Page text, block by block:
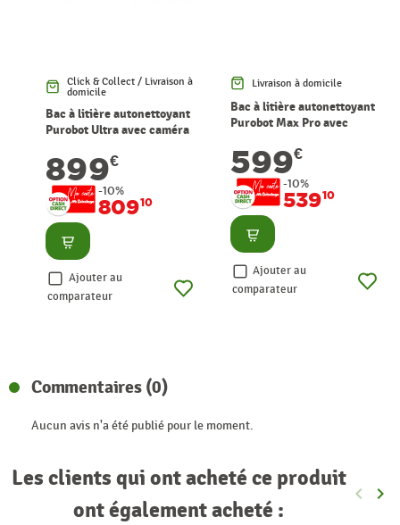
Click & Collect / Livraison à
domicile
Bac à litière autonettoyant
Purobot Ultra avec caméra
899€
-10%
80910
Consulter
Ajouter au
comparateur
Livraison à domicile
Bac à litière autonettoyant
Purobot Max Pro avec
599€
-10%
53910
Consulter
Ajouter au
comparateur
Commentaires (0)
Aucun avis n'a été publié pour le moment.
Les clients qui ont acheté ce produit
ont également acheté :
keyboard_arrow_left keyboard_arrow_right